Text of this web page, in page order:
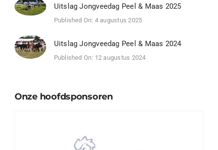
Uitslag Jongveedag Peel & Maas 2025
Published On: 4 augustus 2025
Uitslag Jongveedag Peel & Maas 2024
Published On: 12 augustus 2024
Onze hoofdsponsoren